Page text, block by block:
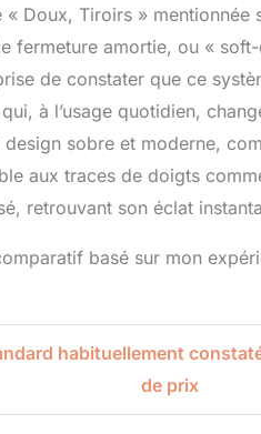
Doux, Tiroirs » mentionnée
fermeture amortie, ou «
de constater que ce
à l’usage quotidien,
sobre et moderne,
aux traces de doigts
retrouvant son éclat
basé sur mon
habituellement
de prix